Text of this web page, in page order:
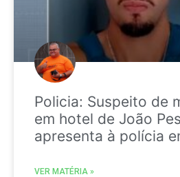
Policia: Suspeito de
em hotel de João
apresenta à polícia
VER MATÉRIA »